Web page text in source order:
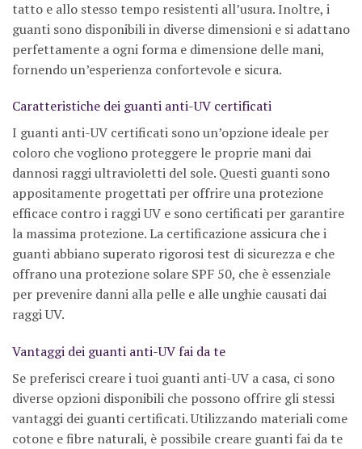
tatto e allo stesso tempo resistenti all’usura. Inoltre, i
guanti sono disponibili in diverse dimensioni e si adattano
perfettamente a ogni forma e dimensione delle mani,
fornendo un’esperienza confortevole e sicura.
Caratteristiche dei guanti anti-UV certificati
I guanti anti-UV certificati sono un’opzione ideale per
coloro che vogliono proteggere le proprie mani dai
dannosi raggi ultravioletti del sole. Questi guanti sono
appositamente progettati per offrire una protezione
efficace contro i raggi UV e sono certificati per garantire
la massima protezione. La certificazione assicura che i
guanti abbiano superato rigorosi test di sicurezza e che
offrano una protezione solare SPF 50, che è essenziale
per prevenire danni alla pelle e alle unghie causati dai
raggi UV.
Vantaggi dei guanti anti-UV fai da te
Se preferisci creare i tuoi guanti anti-UV a casa, ci sono
diverse opzioni disponibili che possono offrire gli stessi
vantaggi dei guanti certificati. Utilizzando materiali come
cotone e fibre naturali, è possibile creare guanti fai da te